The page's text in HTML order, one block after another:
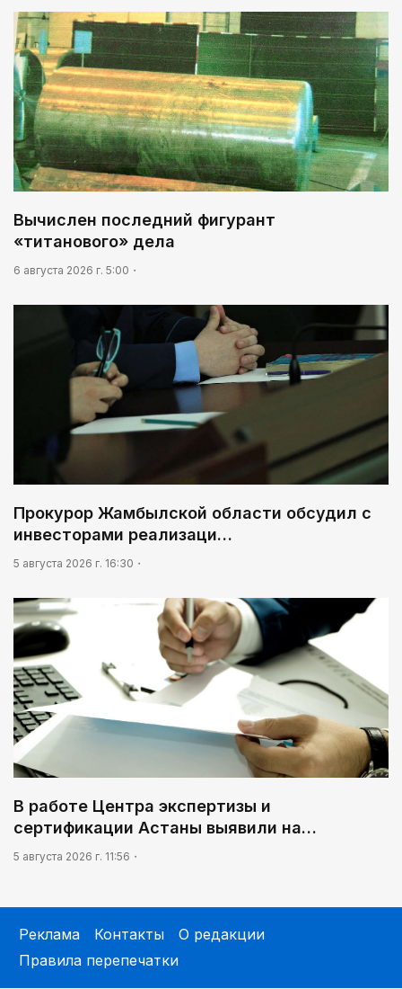
Вычислен последний фигурант
«титанового» дела
6 августа 2026 г. 5:00
Прокурор Жамбылской области обсудил с
инвесторами реализаци…
5 августа 2026 г. 16:30
В работе Центра экспертизы и
сертификации Астаны выявили на…
5 августа 2026 г. 11:56
Реклама Контакты
О редакции
Правила перепечатки